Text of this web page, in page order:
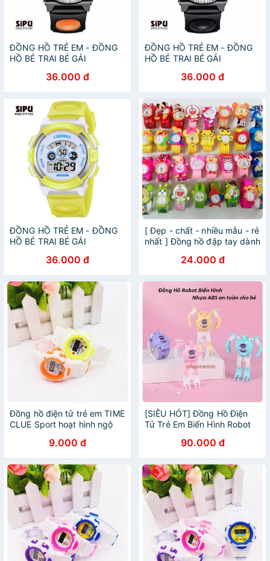
ĐỒNG HỒ TRẺ EM - ĐỒNG
HỒ BÉ TRAI BÉ GÁI
LED 7 MÀU36.000 đ
ĐỒNG HỒ TRẺ EM - ĐỒNG
HỒ BÉ TRAI BÉ GÁI
LED 7 MÀU36.000 đ
ĐỒNG HỒ TRẺ EM - ĐỒNG
HỒ BÉ TRAI BÉ GÁI
LED 7 MÀU36.000 đ
[ Đẹp - chất - nhiều mẫu - rẻ
nhất ] Đồng hồ đập tay dành
gái) nhiều mẫu mã
24.000 đ
Đồng hồ điện tử trẻ em TIME
CLUE Sport hoạt hình ngộ
9.000 đ
[SIÊU HÓT] Đồng Hồ Điện
Tử Trẻ Em Biến Hình Robot
90.000 đ